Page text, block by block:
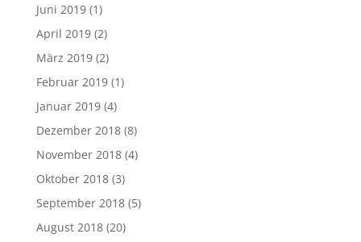
Juni 2019(1)
April 2019(2)
März 2019(2)
Februar 2019(1)
Januar 2019(4)
Dezember 2018(8)
November 2018(4)
Oktober 2018(3)
September 2018(5)
August 2018(20)